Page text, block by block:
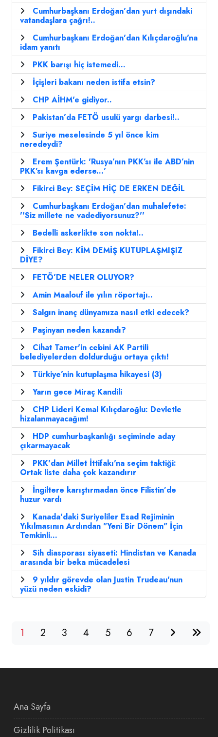
Cumhurbaşkanı Erdoğan'dan yurt dışındaki
vatandaşlara çağrı!..
Cumhurbaşkanı Erdoğan'dan Kılıçdaroğlu'na
idam yanıtı
PKK barışı hiç istemedi...
İçişleri bakanı neden istifa etsin?
CHP AİHM'e gidiyor..
Pakistan’da FETÖ usulü yargı darbesi!..
Suriye meselesinde 5 yıl önce kim
neredeydi?
Erem Şentürk: 'Rusya’nın PKK’sı ile ABD’nin
PKK’sı kavga ederse...'
Fikirci Bey: SEÇİM HİÇ DE ERKEN DEĞİL
Cumhurbaşkanı Erdoğan'dan muhalefete:
''Siz millete ne vadediyorsunuz?''
Bedelli askerlikte son nokta!..
Fikirci Bey: KİM DEMİŞ KUTUPLAŞMIŞIZ
DİYE?
FETÖ’DE NELER OLUYOR?
Amin Maalouf ile yılın röportajı..
Salgın inanç dünyamıza nasıl etki edecek?
Paşinyan neden kazandı?
Cihat Tamer'in cebini AK Partili
belediyelerden doldurduğu ortaya çıktı!
Türkiye’nin kutuplaşma hikayesi (3)
Yarın gece Miraç Kandili
CHP Lideri Kemal Kılıçdaroğlu: Devletle
hizalanmayacağım!
HDP cumhurbaşkanlığı seçiminde aday
çıkarmayacak
PKK'dan Millet İttifakı'na seçim taktiği:
Ortak liste daha çok kazandırır
İngiltere karıştırmadan önce Filistin’de
huzur vardı
Kanada'daki Suriyeliler Esad Rejiminin
Yıkılmasının Ardından "Yeni Bir Dönem" İçin
Temkinli...
Sih diasporası siyaseti: Hindistan ve Kanada
arasında bir beka mücadelesi
9 yıldır görevde olan Justin Trudeau'nun
yüzü neden eskidi?
1 2 3 4 5 6 7
Ana Sayfa
Gizlilik Politikası